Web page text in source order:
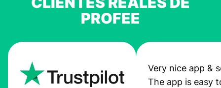
PROFEE
Very nice app &
The app is easy